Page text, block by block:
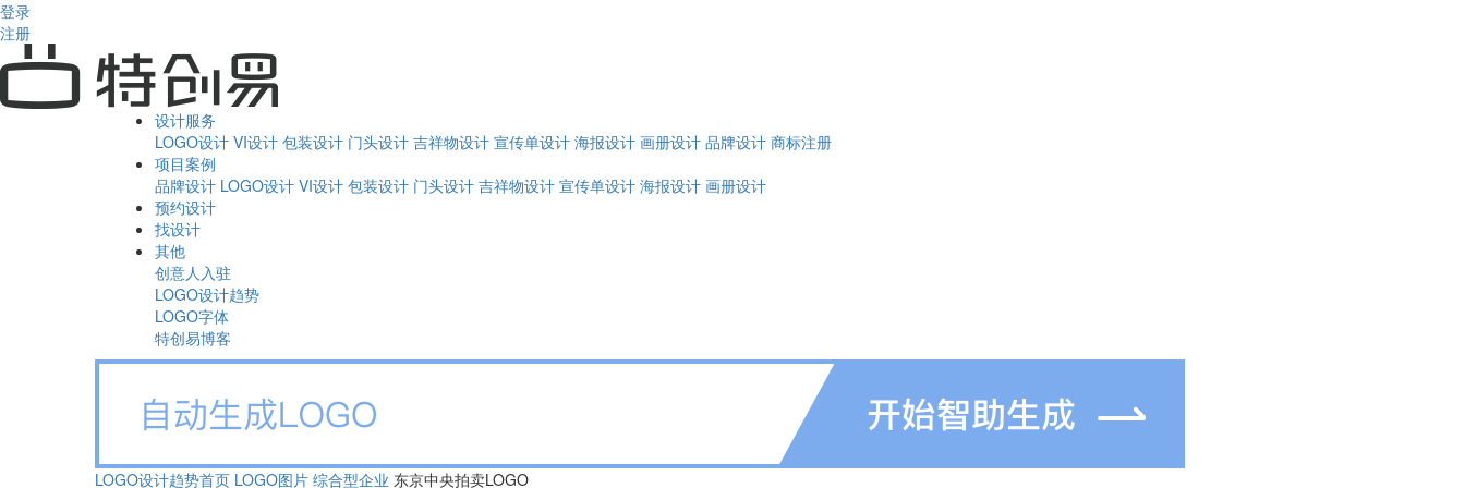
登录
注册
设计服务
LOGO设计 VI设计 包装设计 门头设计 吉祥物设计 宣传单设计 海报设计 画册设计 品牌设计 商标注册
项目案例
品牌设计 LOGO设计 VI设计 包装设计 门头设计 吉祥物设计 宣传单设计 海报设计 画册设计
预约设计
找设计
其他
创意人入驻
LOGO设计趋势
LOGO字体
特创易博客
LOGO设计趋势首页 LOGO图片 综合型企业 东京中央拍卖LOGO